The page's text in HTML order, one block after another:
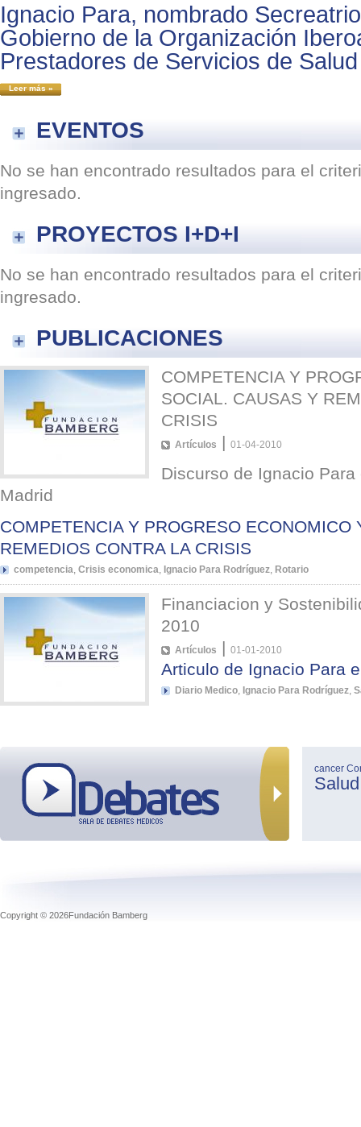
Ignacio Para, nombrado
Gobierno de la Organización
Prestadores de Servicios de Salud
Leer más »
EVENTOS
No se han encontrado resultados para el
ingresado.
PROYECTOS I+D+I
No se han encontrado resultados para el
ingresado.
PUBLICACIONES
COMPETENCIA Y
SOCIAL. CAUSAS Y
CRISIS
Artículos | 01-04-2010
Discurso de Ignacio
Madrid
COMPETENCIA Y PROGRESO ECONOMICO
REMEDIOS CONTRA LA CRISIS
competencia Crisis economica Ignacio Para Rodríguez Rotario
Financiacion y
2010
Artículos | 01-01-2010
Articulo de Ignacio Para
Diario Medico Ignacio Para Rodríguez
cancer
Salud
Copyright © 2026Fundación Bamberg